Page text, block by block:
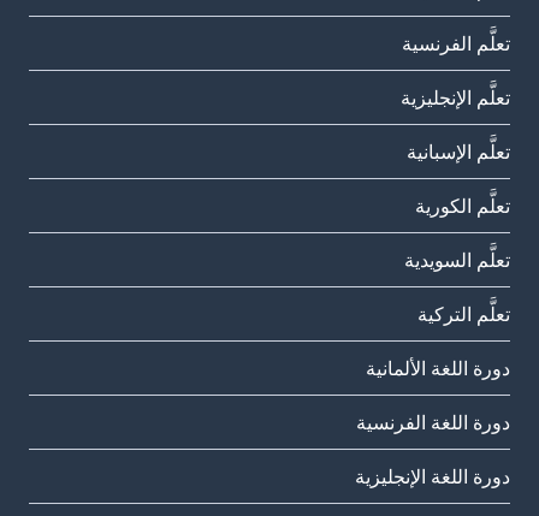
تعلَّم الفرنسية
تعلَّم الإنجليزية
تعلَّم الإسبانية
تعلَّم الكورية
تعلَّم السويدية
تعلَّم التركية
دورة اللغة الألمانية
دورة اللغة الفرنسية
دورة اللغة الإنجليزية